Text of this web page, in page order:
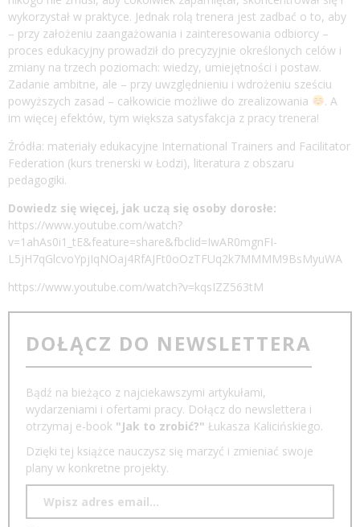
wykorzystał w praktyce. Jednak rolą trenera jest zadbać o to, aby
– przy założeniu zaangażowania i zainteresowania odbiorcy –
proces edukacyjny prowadził do precyzyjnie określonych celów i
zmiany na trzech poziomach: wiedzy, umiejętności i postaw.
Zadanie ambitne, ale – przy uwzględnieniu i wdrożeniu sześciu
powyższych zasad – całkowicie możliwe do zrealizowania
. A
im więcej efektów, tym większa satysfakcja z pracy trenera!
Źródła: materiały edukacyjne International Trainers and Facilitator
Federation (kurs trenerski w Łodzi), literatura z obszaru
pedagogiki.
Dowiedz się więcej, jak uczą się osoby dorosłe:
https://www.youtube.com/watch?
v=1ahAs0i1_tE&feature=share&fbclid=IwAR0mgnFI-
L5jH7qGlcvoYpjIqNOaj4RfAJFt0oOzTFUq2k7MMMM9BsMyuWA
https://www.youtube.com/watch?v=kqsIZZ563tM
DOŁĄCZ DO NEWSLETTERA
Bądź na bieżąco z najciekawszymi artykułami,
wydarzeniami i ofertami pracy. Dołącz do newslettera i
otrzymaj e-book "Jak to zrobić?" Łukasza Kalicińskiego.
Dzięki tej książce nauczysz się marzyć i zmieniać swoje
plany w konkretne projekty.